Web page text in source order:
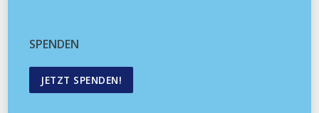
SPENDEN
JETZT SPENDEN!